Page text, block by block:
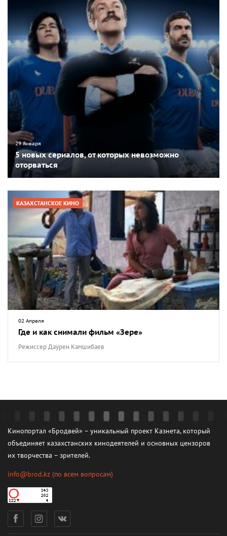
29 Января
5 новых сериалов, от которых невозможно
оторваться
КАЗАХСТАНСКОЕ КИНО
02 Апреля
Где и как снимали фильм «Зере»
Режиссер Даурен Камшибаев
Кинопортал «Бродвей» – уникальный проект Казнета, который
объединяет казахстанских кинодеятелей и основных цензоров
их творчества – зрителей.
info@brod.kz (по всем вопросам)